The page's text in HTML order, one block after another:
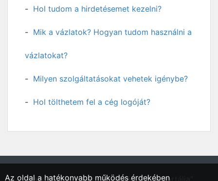
Hol tudom a hirdetésemet kezelni?
Mik a vázlatok? Hogyan tudom használni a
vázlatokat?
Milyen szolgáltatásokat vehetek igénybe?
Hol tölthetem fel a cég logóját?
"Sarkad, Békés vármegyei régió állásportálja"
Az oldal a hatékonyabb működés érdekében